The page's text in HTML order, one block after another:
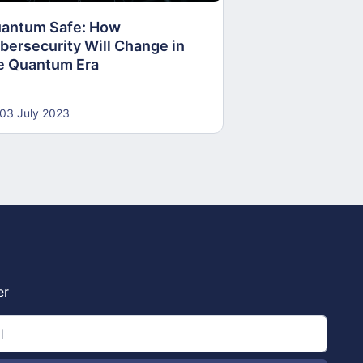
Safe: How
Will Change in
Quantum Era
03 July 2023